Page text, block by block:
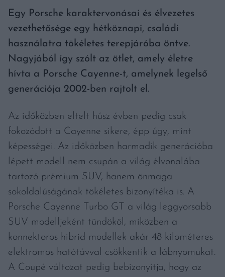
Egy Porsche karaktervonásai és élvezetes
vezethetősége egy hétköznapi, családi
használatra tökéletes terepjáróba öntve.
Nagyjából így szólt az ötlet, amely életre
hívta a Porsche Cayenne-t, amelynek legelső
generációja 2002-ben rajtolt el.
Az időközben eltelt húsz évben pedig csak
fokozódott a Cayenne sikere, épp úgy, mint
képességei. Az időközben harmadik generációba
lépett modell nem csupán a világ élvonalába
tartozó prémium SUV, hanem önmaga
sokoldalúságának tökéletes bizonyítéka is. A
Porsche Cayenne Turbo GT a világ leggyorsabb
SUV modelljeként tündököl, miközben a
konnektoros hibrid modellek akár 48 kilométeres
elektromos hatótávval csökkentik a lábnyomukat.
A Coupé változat pedig bebizonyítja, hogy az